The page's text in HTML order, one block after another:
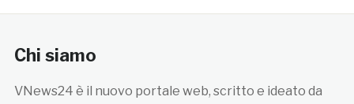
Chi siamo
VNews24 è il nuovo portale web, scritto e ideato da